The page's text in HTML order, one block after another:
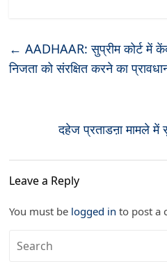
← AADHAAR: सुप्रीम कोर्ट में
निजता को संरक्षित करने का
दहेज प्रताडऩा मामले में
Leave a Reply
You must be logged in to post a